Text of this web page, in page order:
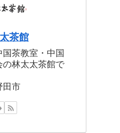
茶館
茶教室・中国
林太太茶館で
田市